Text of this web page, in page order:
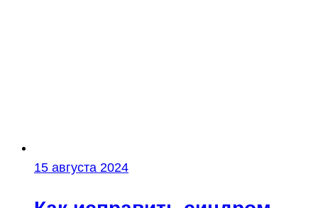
15 августа 2024